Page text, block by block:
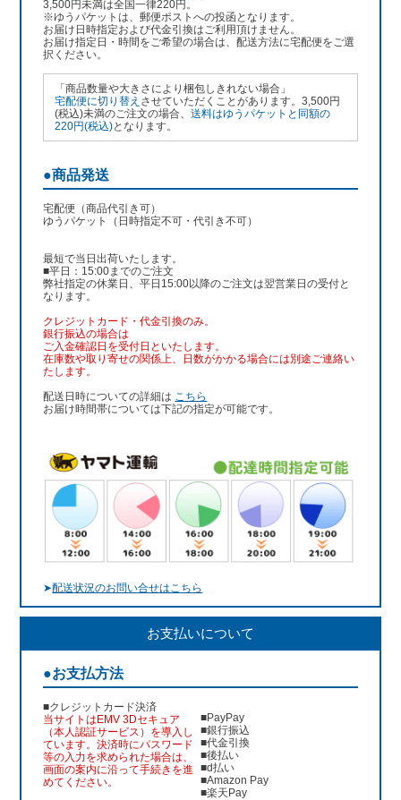
3,500円未満は全国一律220円。
※ゆうパケットは、郵便ポストへの投函となります。
お届け日時指定および代金引換はご利用頂けません。
お届け指定日・時間をご希望の場合は、配送方法に宅配便をご選
択ください。
「商品数量や大きさにより梱包しきれない場合」
宅配便に切り替え させていただくことがあります。3,500円
(税込)未満のご注文の場合、送料はゆうパケットと同額の
220円(税込)となります。
●商品発送
宅配便（商品代引き可）
ゆうパケット（日時指定不可・代引き不可）
最短で当日出荷いたします。
■平日：15:00までのご注文
弊社指定の休業日、平日15:00以降のご注文は翌営業日の受付と
なります。
クレジットカード・代金引換のみ。
銀行振込の場合は
ご入金確認日を受付日といたします。
在庫数や取り寄せの関係上、日数がかかる場合には別途ご連絡い
たします。
配送日時についての詳細は こちら
お届け時間帯については下記の指定が可能です。
➤配送状況のお問い合せはこちら
お支払いについて
●お支払方法
■クレジットカード決済
当サイトはEMV 3Dセキュア
（本人認証サービス）を導入し
ています。決済時にパスワード
等の入力を求められた場合は、
画面の案内に沿って手続きを進
めてください。
■PayPay
■銀行振込
■代金引換
■後払い
■d払い
■Amazon Pay
■楽天Pay